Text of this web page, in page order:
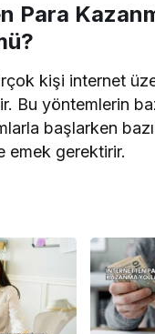
Para
kişi internet
Bu yöntemlerin
başlarken
emek gerektirir.